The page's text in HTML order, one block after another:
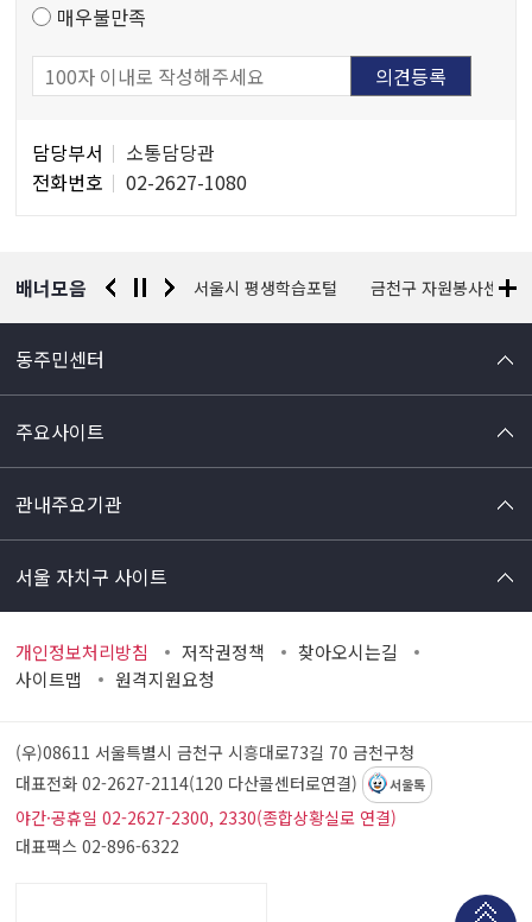
매우불만족
당
자
담당부서
소통담당관
전화번호
02-2627-1080
배너모음
찰청 유실물 통합포털 서울시 평생학습포털 금천구 자원봉사센터
동주민센터
주요사이트
관내주요기관
서울 자치구 사이트
개인정보처리방침 저작권정책
찾아오시는길
사이트맵
원격지원요청
(우)08611 서울특별시 금천구 시흥대로73길 70금천구청
대표전화 02-2627-2114(120 다산콜센터로연결)
서울톡
야간·공휴일 02-2627-2300, 2330(종합상황실로 연결)
대표팩스 02-896-6322